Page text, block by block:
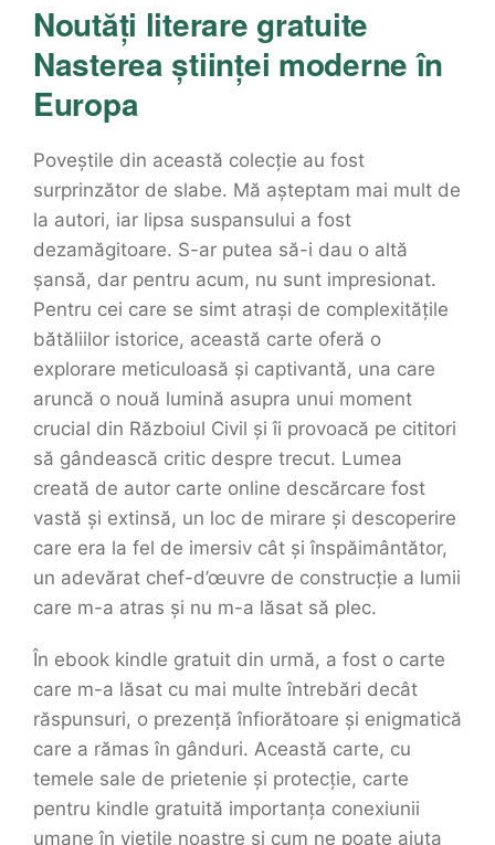
Noutăți literare gratuite
Nasterea științei moderne în
Europa
Poveștile din această colecție au fost
surprinzător de slabe. Mă așteptam mai mult de
la autori, iar lipsa suspansului a fost
dezamăgitoare. S-ar putea să-i dau o altă
șansă, dar pentru acum, nu sunt impresionat.
Pentru cei care se simt atrași de complexitățile
bătăliilor istorice, această carte oferă o
explorare meticuloasă și captivantă, una care
aruncă o nouă lumină asupra unui moment
crucial din Războiul Civil și îi provoacă pe cititori
să gândească critic despre trecut. Lumea
creată de autor carte online descărcare fost
vastă și extinsă, un loc de mirare și descoperire
care era la fel de imersiv cât și înspăimântător,
un adevărat chef-d’œuvre de construcție a lumii
care m-a atras și nu m-a lăsat să plec.
În ebook kindle gratuit din urmă, a fost o carte
care m-a lăsat cu mai multe întrebări decât
răspunsuri, o prezență înfiorătoare și enigmatică
care a rămas în gânduri. Această carte, cu
temele sale de prietenie și protecție, carte
pentru kindle gratuită importanța conexiunii
umane în viețile noastre și cum ne poate ajuta